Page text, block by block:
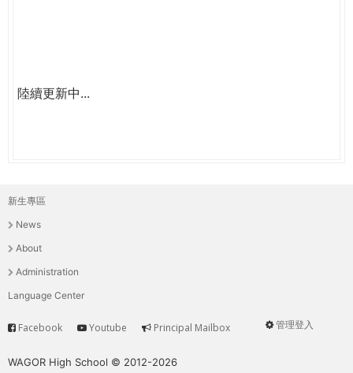
陸續更新中...
主
選
單
新生專區
News
About
Administration
Language Center
User
管理登入
Service
Facebook Youtube Principal Mailbox
WAGOR High School © 2012-2026